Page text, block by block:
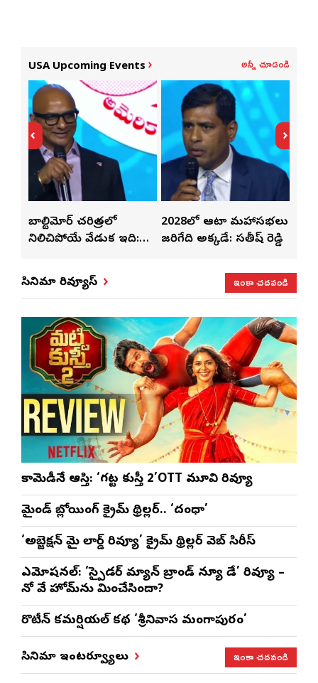
USA Upcoming Events అన్నీ చూడండి
బాల్టిమోర్ చరిత్రలో
నిలిచిపోయే వేడుక ఇది:
2028లో ఆటా మహాసభలు
జరిగేది అక్కడే: సతీష్ రెడ్డి
సినిమా రివ్యూస్ ఇంకా చదవండి
కామెడీనే ఆస్తి: ‘గట్ట కుస్తీ 2’OTT మూవి రివ్యూ
మైండ్ బ్లోయింగ్ క్రైమ్ థ్రిల్లర్.. ‘దంధా’
‘అబ్జెక్ష‌న్ మై లార్డ్ రివ్యూ’ క్రైమ్ థ్రిల్ల‌ర్ వెబ్ సిరీస్
ఎమోష‌న‌ల్‌: ‘స్పైడర్ మ్యాన్ బ్రాండ్ న్యూ డే’ రివ్యూ –
నో వే హోమ్‌ను మించేసిందా?
రొటీన్‌ కమర్షియల్‌ కథ ‘శ్రీనివాస మంగాపురం’
సినిమా ఇంటర్వ్యూలు ఇంకా చదవండి